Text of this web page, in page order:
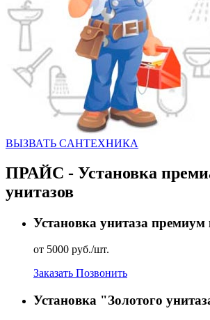
ВЫЗВАТЬ CАНТЕХНИКА
ПРАЙС - Установка
унитазов
Установка унитаза премиум
от 5000 руб./шт.
Заказать Позвонить
Установка "Золотого